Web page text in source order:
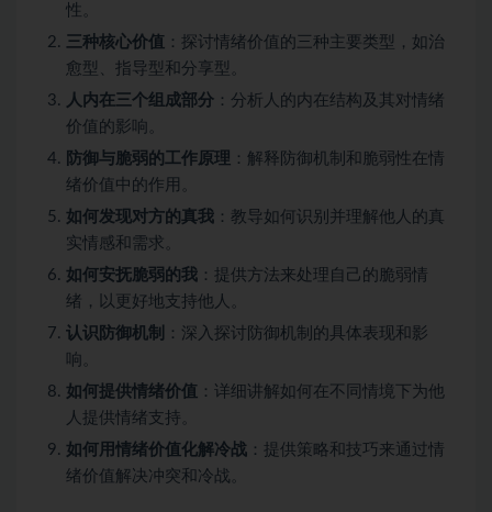
性。
三种核心价值 ：探讨情绪价值的三种主要类型，如治
愈型、指导型和分享型。
人内在三个组成部分 ：分析人的内在结构及其对情绪
价值的影响。
防御与脆弱的工作原理 ：解释防御机制和脆弱性在情
绪价值中的作用。
如何发现对方的真我 ：教导如何识别并理解他人的真
实情感和需求。
如何安抚脆弱的我 ：提供方法来处理自己的脆弱情
绪，以更好地支持他人。
认识防御机制
：深入探讨防御机制的具体表现和影
响。
如何提供情绪价值 ：详细讲解如何在不同情境下为他
人提供情绪支持。
如何用情绪价值化解冷战 ：提供策略和技巧来通过情
绪价值解决冲突和冷战。